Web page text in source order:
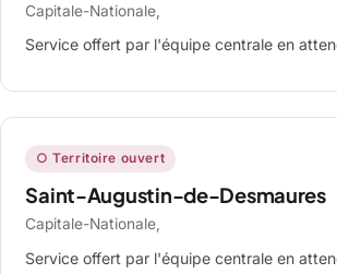
Capitale-Nationale,
Service offert par l'équipe centrale en
○ Territoire ouvert
Saint-Augustin-de-Desmaures
Capitale-Nationale,
Service offert par l'équipe centrale en